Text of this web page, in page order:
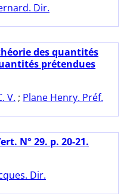
Dir.
des quantités
prétendues
V. ; Plane Henry. Préf.
N° 29. p. 20-21.
Dir.